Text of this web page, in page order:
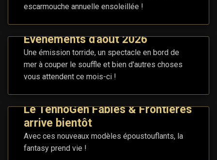
escarmouche annuelle ensoleillée !
Événements d'août 2026
Une émission torride, un spectacle en bord de
mer à couper le souffle et bien d'autres choses
vous attendent ce mois-ci !
Le TennoGen Fables & Frontières
arrive bientôt
Avec ces nouveaux modèles époustouflants, la
fantasy prend vie !